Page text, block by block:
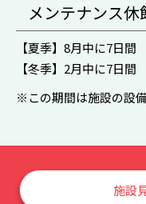
メンテナンス休
【夏季】8月中に7日間
【冬季】2月中に7日間
※この期間は施設の設
施設